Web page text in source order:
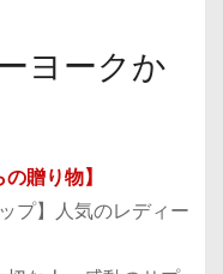
ヨークか
プ】人気のレディー